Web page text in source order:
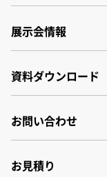
サステナビリティ
展示会情報
資料ダウンロード
お問い合わせ
お見積り